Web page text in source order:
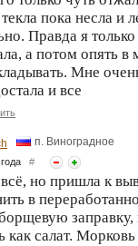
пока несла и
Правда я
а потом опять в
Мне
и все
п. Виноградное
года #
но пришла к
в
как салат.